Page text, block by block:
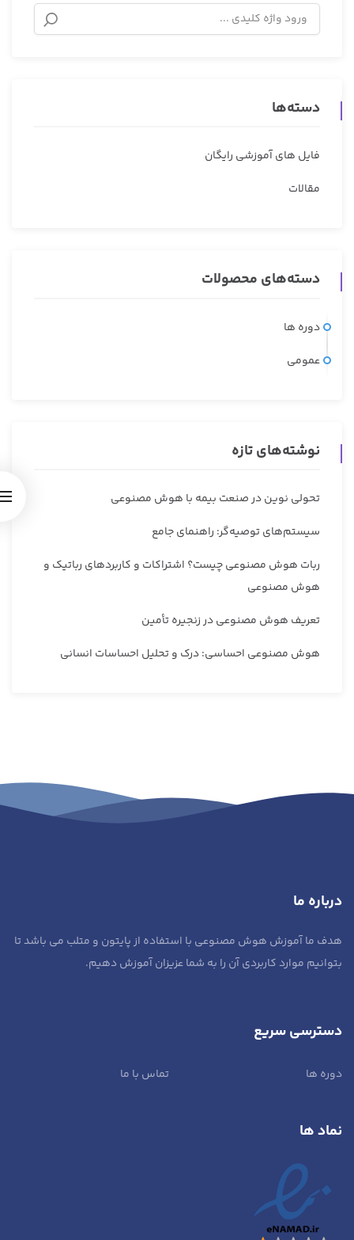
دسته‌ها
فایل های آموزشی رایگان
مقالات
دسته‌های محصولات
دوره ها
عمومی
نوشته‌های تازه
تحولی نوین در صنعت بیمه با هوش مصنوعی
سیستم‌های توصیه‌گر: راهنمای جامع
ربات هوش مصنوعی چیست؟ اشتراکات و کاربردهای رباتیک و
هوش مصنوعی
تعریف هوش مصنوعی در زنجیره تأمین
هوش مصنوعی احساسی: درک و تحلیل احساسات انسانی
درباره ما
هدف ما آموزش هوش مصنوعی با استفاده از پایتون و متلب می باشد تا
بتوانیم موارد کاربردی آن را به شما عزیزان آموزش دهیم.
دسترسی سریع
دوره ها تماس با ما
نماد ها